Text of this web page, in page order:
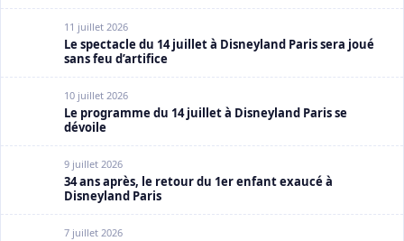
11 juillet 2026
Le spectacle du 14 juillet à Disneyland Paris sera joué
sans feu d’artifice
10 juillet 2026
Le programme du 14 juillet à Disneyland Paris se
dévoile
9 juillet 2026
34 ans après, le retour du 1er enfant exaucé à
Disneyland Paris
7 juillet 2026